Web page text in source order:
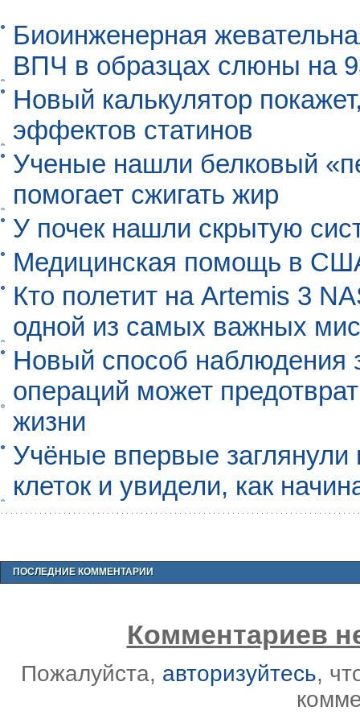
Биоинженерная
ВПЧ в образцах слюны на
Новый калькулятор
эффектов статинов
Ученые нашли белковый
помогает сжигать жир
У почек нашли скрытую
Медицинская помощь в
Кто полетит на Artemis 3
одной из самых важных
Новый способ наблюдения
операций может
жизни
Учёные впервые
клеток и увидели, как
ПОСЛЕДНИЕ КОММЕНТАРИИ
Комментариев
Пожалуйста, авторизуйтесь,